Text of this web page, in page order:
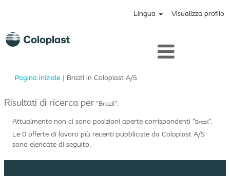
Lingua Visualizza profilo
Pagina iniziale | Brazil in Coloplast A/S(pagina
Risultati di ricerca per"Brazil".
Attualmente non ci sono posizioni aperte corrispondenti "Brazil".
Le 0 offerte di lavoro più recenti pubblicate da Coloplast A/S
sono elencate di seguito.